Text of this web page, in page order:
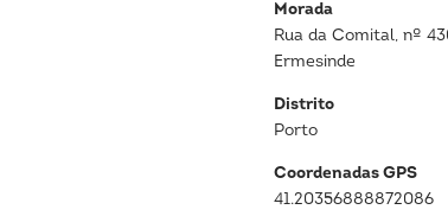
Morada
Rua da Comital, nº
Ermesinde
Distrito
Porto
Coordenadas GPS
41.20356888872086